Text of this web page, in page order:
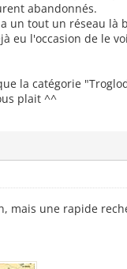
abandonnés.
un tout un réseau là
eu l'occasion de le
la catégorie
plait ^^
mais une rapide